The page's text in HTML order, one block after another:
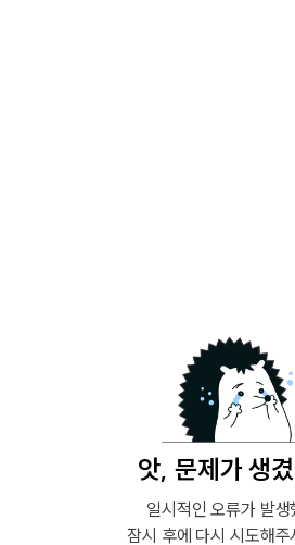
앗, 문제가 생
일시적인 오류가 발생
잠시 후에 다시 시도해주